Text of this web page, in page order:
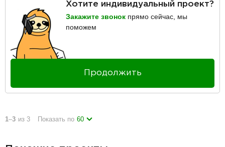
Хотите индивидуальный проект?
Закажите звонок прямо сейчас, мы
поможем
Продолжить
1–3 из 3 Показать по 60